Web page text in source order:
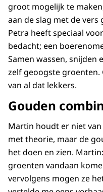
groot mogelijk te
aan de slag met de
Petra heeft speciaal
bedacht; een
Samen wassen, snijden
zelf geoogste groenten.
van al dat lekkers.
Gouden
Martin houdt er niet
met theorie, maar de
het doen en zien.
groenten vandaan
vervolgens mogen ze